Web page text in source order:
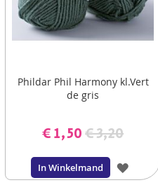
Phildar Phil Harmony kl.Vert
de gris
€ 1,50€ 3,20
In Winkelmand
VOEG